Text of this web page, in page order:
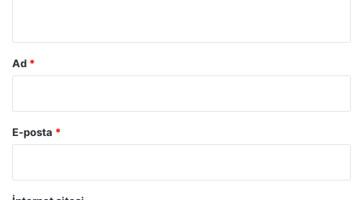
Ad *
E-posta *